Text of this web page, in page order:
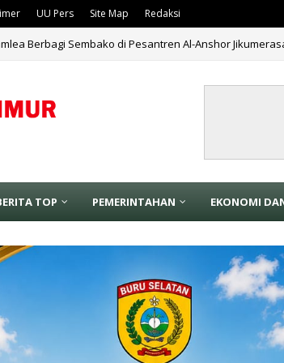
UU Pers Site Map Redaksi
Berbagi Sembako di Pesantren Al-Anshor Jikumerasa
Pertanian dari Risiko Banjir, Kemendagri Gelar
TOP PEMERINTAHAN EKONOMI